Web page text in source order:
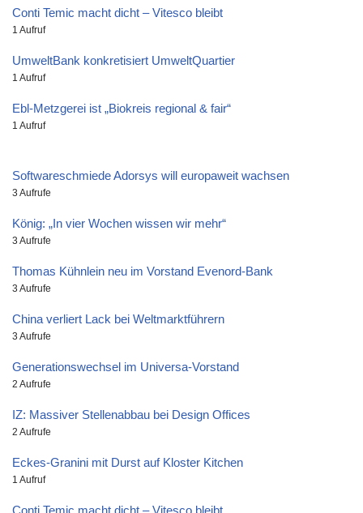
Conti Temic macht dicht – Vitesco bleibt
1 Aufruf
UmweltBank konkretisiert UmweltQuartier
1 Aufruf
Ebl-Metzgerei ist „Biokreis regional & fair“
1 Aufruf
Softwareschmiede Adorsys will europaweit wachsen
3 Aufrufe
König: „In vier Wochen wissen wir mehr“
3 Aufrufe
Thomas Kühnlein neu im Vorstand Evenord-Bank
3 Aufrufe
China verliert Lack bei Weltmarktführern
3 Aufrufe
Generationswechsel im Universa-Vorstand
2 Aufrufe
IZ: Massiver Stellenabbau bei Design Offices
2 Aufrufe
Eckes-Granini mit Durst auf Kloster Kitchen
1 Aufruf
Conti Temic macht dicht – Vitesco bleibt